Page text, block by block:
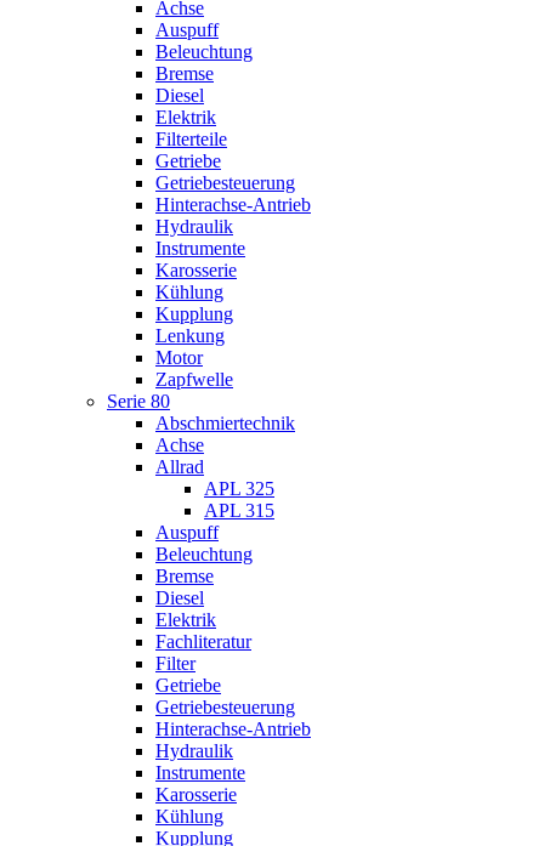
Achse
Auspuff
Beleuchtung
Bremse
Diesel
Elektrik
Filterteile
Getriebe
Getriebesteuerung
Hinterachse-Antrieb
Hydraulik
Instrumente
Karosserie
Kühlung
Kupplung
Lenkung
Motor
Zapfwelle
Serie 80
Abschmiertechnik
Achse
Allrad
APL 325
APL 315
Auspuff
Beleuchtung
Bremse
Diesel
Elektrik
Fachliteratur
Filter
Getriebe
Getriebesteuerung
Hinterachse-Antrieb
Hydraulik
Instrumente
Karosserie
Kühlung
Kupplung